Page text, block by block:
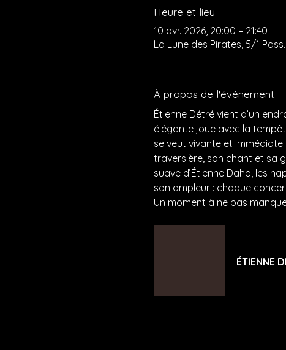
Heure et lieu
10 avr. 2026, 20:00 – 21:40
La Lune des Pirates, 5/1
À propos de l'événement
Étienne Détré vient d’un
élégante joue avec la
se veut vivante et
traversière, son chant et sa
suave d’Étienne Daho, les
son ampleur : chaque
Un moment à ne pas
ÉTIENNE